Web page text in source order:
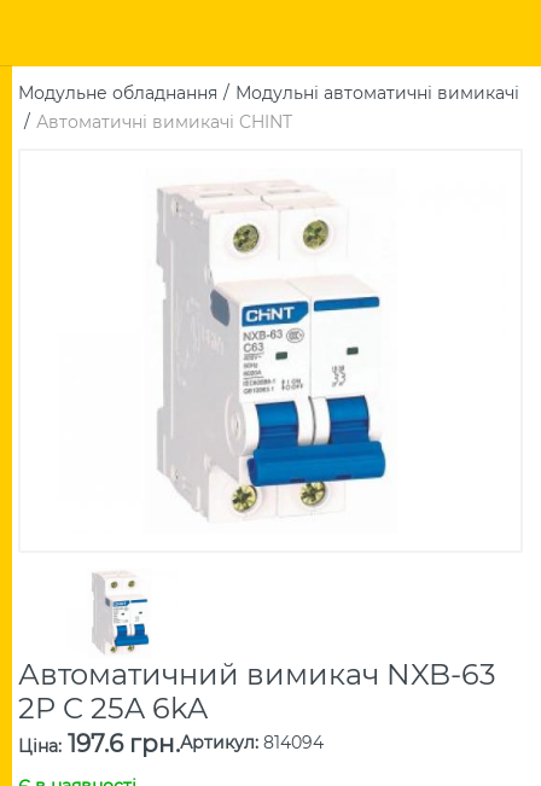
Модульне обладнання
Модульні автоматичні вимикачі
Автоматичні вимикачі CHINT
Автоматичний вимикач NXB-63
2P C 25A 6kA
Ціна: 197.6 грн.Артикул: 814094